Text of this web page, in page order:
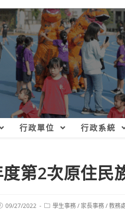
行政單位 行政系統
第2次原住民
09/27/2022
Post學生事務/ 家長事務/教務